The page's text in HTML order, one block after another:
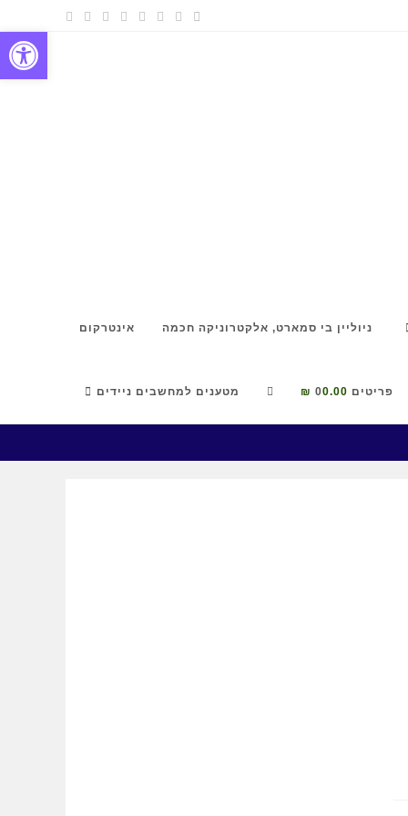
אינטרקום ניוליין בי סמארט, אלקטרוניקה חכמה
מטענים למחשבים ניידים פריטים 0 0.00 ₪